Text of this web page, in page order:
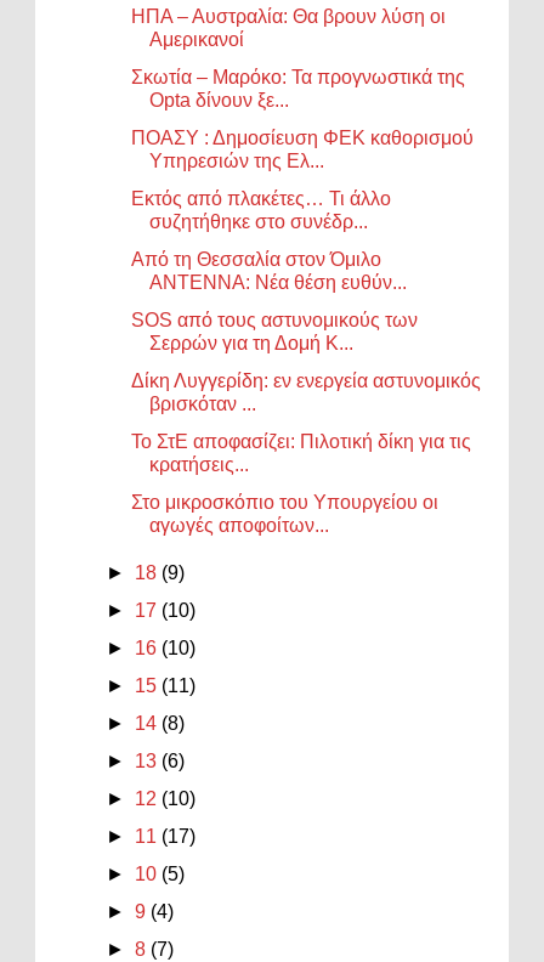
ΗΠΑ – Αυστραλία: Θα βρουν λύση οι
Αμερικανοί
Σκωτία – Μαρόκο: Τα προγνωστικά της
Opta δίνουν ξε...
ΠΟΑΣΥ : Δημοσίευση ΦΕΚ καθορισμού
Υπηρεσιών της Ελ...
Εκτός από πλακέτες… Τι άλλο
συζητήθηκε στο συνέδρ...
Από τη Θεσσαλία στον Όμιλο
ANTENNA: Νέα θέση ευθύν...
SOS από τους αστυνομικούς των
Σερρών για τη Δομή Κ...
Δίκη Λυγγερίδη: εν ενεργεία αστυνομικός
βρισκόταν ...
Το ΣτΕ αποφασίζει: Πιλοτική δίκη για τις
κρατήσεις...
Στο μικροσκόπιο του Υπουργείου οι
αγωγές αποφοίτων...
► 18 (9)
► 17 (10)
► 16 (10)
► 15 (11)
► 14 (8)
► 13 (6)
► 12 (10)
► 11 (17)
► 10 (5)
►9 (4)
►8 (7)